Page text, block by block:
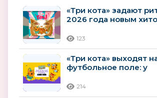
«Три кота» задают
2026 года новым
123
«Три кота» выходят
футбольное поле: у
появилась новая...
214